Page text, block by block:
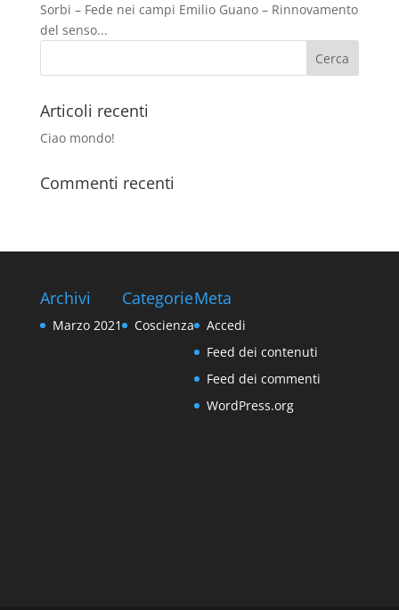
Sorbi – Fede nei campi Emilio Guano – Rinnovamento
del senso...
Articoli recenti
Ciao mondo!
Commenti recenti
Archivi
Marzo 2021
Categorie
Coscienza
Meta
Accedi
Feed dei contenuti
Feed dei commenti
WordPress.org